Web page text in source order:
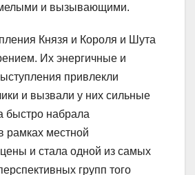
и вызывающими.
Князя и Короля и Шута
Их энергичные и
привлекли
и вызвали у них сильные
быстро набрала
рамках местной
и стала одной из самых
групп того